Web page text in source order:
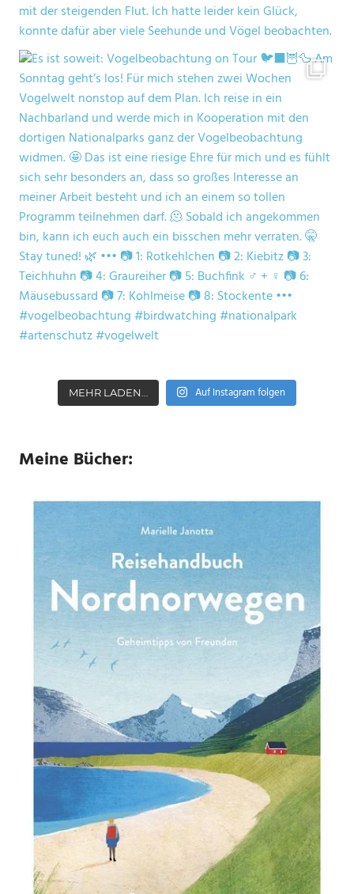
MEHR LADEN… Auf Instagram folgen
Meine Bücher: